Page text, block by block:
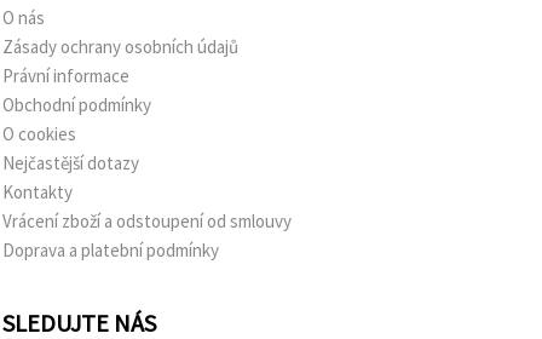
O nás
Zásady ochrany osobních údajů
Právní informace
Obchodní podmínky
O cookies
Nejčastější dotazy
Kontakty
Vrácení zboží a odstoupení od smlouvy
Doprava a platební podmínky
SLEDUJTE NÁS